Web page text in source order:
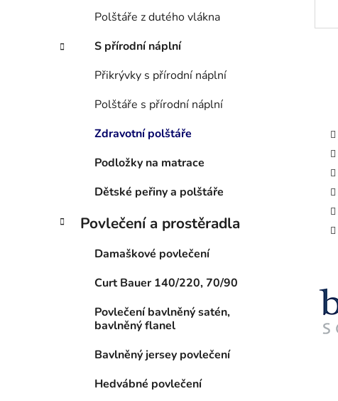
Polštáře z dutého vlákna
S přírodní náplní
Přikrývky s přírodní náplní
Polštáře s přírodní náplní
Zdravotní polštáře
Podložky na matrace
Dětské peřiny a polštáře
Povlečení a prostěradla
Damaškové povlečení
Curt Bauer 140/220, 70/90
Povlečení bavlněný satén,
bavlněný flanel
Bavlněný jersey povlečení
Hedvábné povlečení